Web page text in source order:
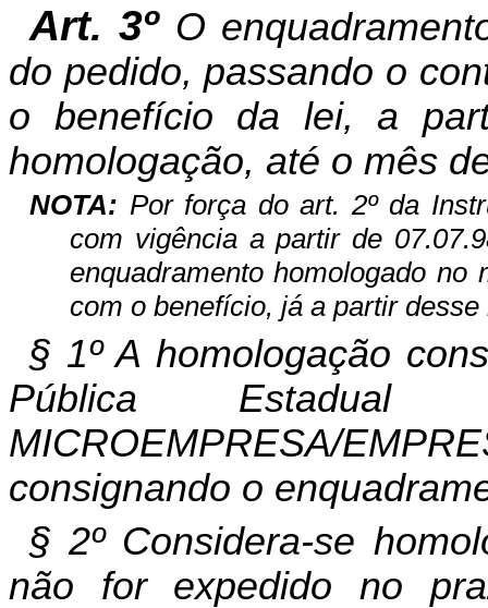
Art. 3º O
do pedido, passando o
o benefício da lei, a
homologação, até o mês
NOTA: Por força do art. 2º da
com vigência a partir de
enquadramento homologado
com o benefício, já a partir desse
§ 1º A homologação
Pública Estadual
MICROEMPRESA/
consignando o
§ 2º Considera-se
não for expedido no